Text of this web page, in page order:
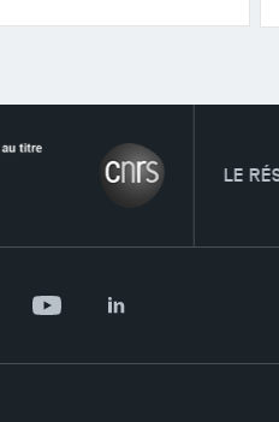
LE RÉSEAU
YouTubeLinkedIn